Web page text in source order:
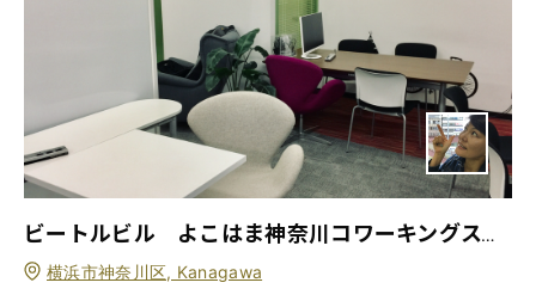
ビートルビル よこはま神奈川コワーキングスペース
横浜市神奈川区, Kanagawa